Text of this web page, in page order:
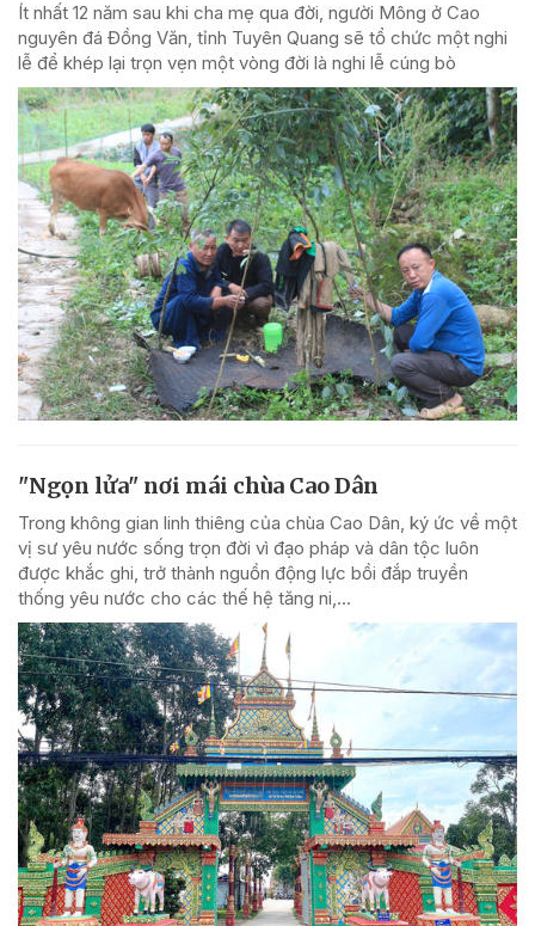
Ít nhất 12 năm sau khi cha mẹ qua đời, người Mông ở Cao
nguyên đá Đồng Văn, tỉnh Tuyên Quang sẽ tổ chức một nghi
lễ để khép lại trọn vẹn một vòng đời là nghi lễ cúng bò
"Ngọn lửa" nơi mái chùa Cao Dân
Trong không gian linh thiêng của chùa Cao Dân, ký ức về một
vị sư yêu nước sống trọn đời vì đạo pháp và dân tộc luôn
được khắc ghi, trở thành nguồn động lực bồi đắp truyền
thống yêu nước cho các thế hệ tăng ni,...